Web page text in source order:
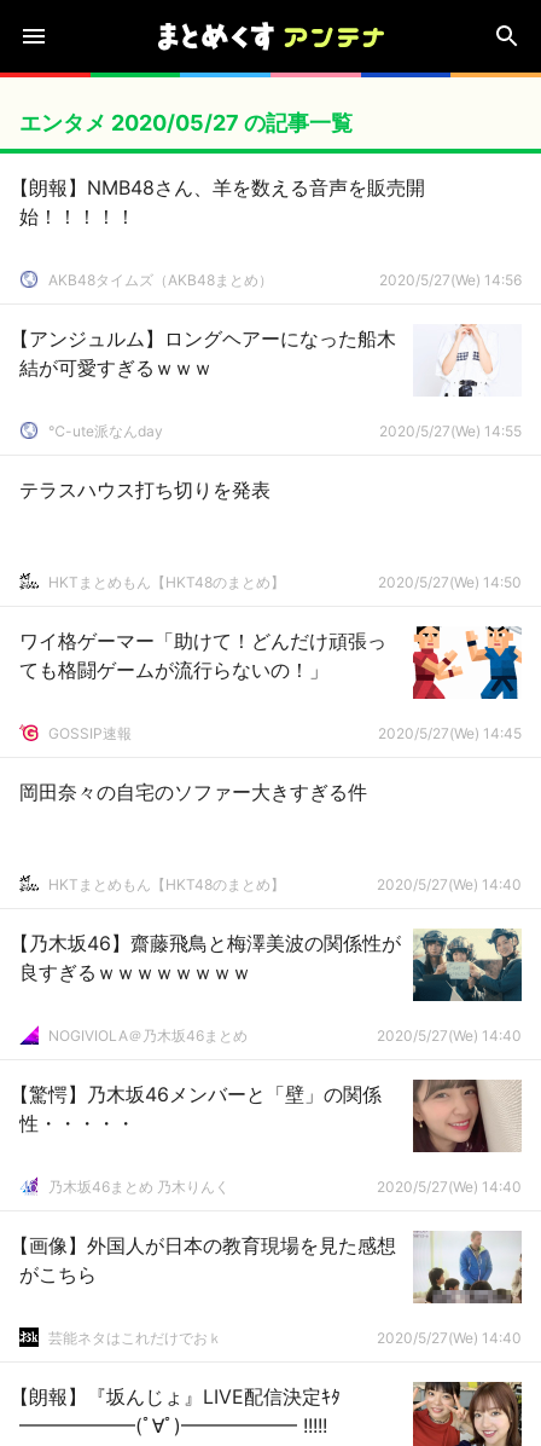
エンタメ 2020/05/27 の記事一覧
【朗報】NMB48さん、羊を数える音声を販売開
始！！！！！
AKB48タイムズ（AKB48まとめ） 2020/5/27(We) 14:56
【アンジュルム】ロングヘアーになった船木
結が可愛すぎるｗｗｗ
℃-ute派なんday 2020/5/27(We) 14:55
テラスハウス打ち切りを発表
HKTまとめもん【HKT48のまとめ】 2020/5/27(We) 14:50
ワイ格ゲーマー「助けて！どんだけ頑張っ
ても格闘ゲームが流行らないの！」
GOSSIP速報 2020/5/27(We) 14:45
岡田奈々の自宅のソファー大きすぎる件
HKTまとめもん【HKT48のまとめ】 2020/5/27(We) 14:40
【乃木坂46】齋藤飛鳥と梅澤美波の関係性が
良すぎるｗｗｗｗｗｗｗｗ
NOGIVIOLA＠乃木坂46まとめ 2020/5/27(We) 14:40
【驚愕】乃木坂46メンバーと「壁」の関係
性・・・・・
乃木坂46まとめ 乃木りんく 2020/5/27(We) 14:40
【画像】外国人が日本の教育現場を見た感想
がこちら
芸能ネタはこれだけでおｋ 2020/5/27(We) 14:40
【朗報】『坂んじょ』LIVE配信決定ｷﾀ
━━━━━━(ﾟ∀ﾟ)━━━━━━ !!!!!